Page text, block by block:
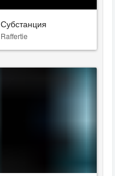
Субстанция
Raffertie